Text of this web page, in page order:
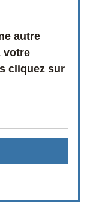
autre
votre
cliquez sur